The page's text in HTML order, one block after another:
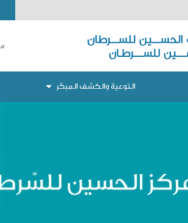
التوعية والكشف المبكّر